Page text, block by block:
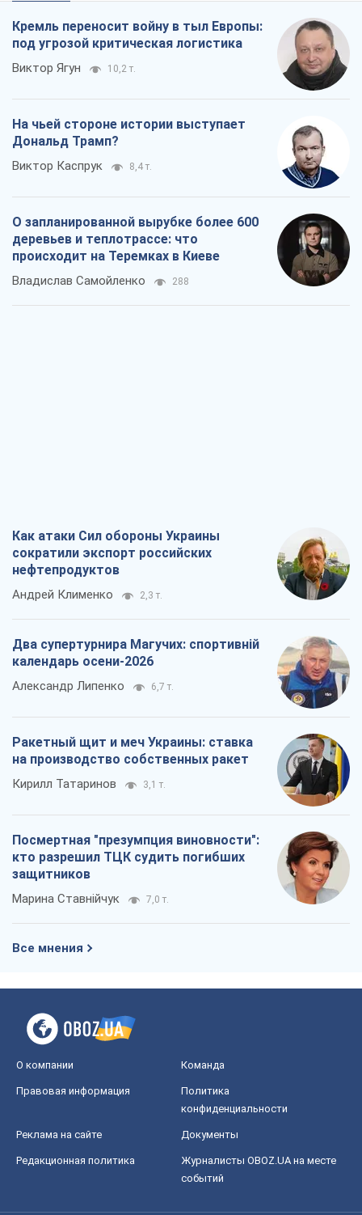
Кремль переносит войну в тыл Европы:
под угрозой критическая логистика
Виктор Ягун 10,2 т.
На чьей стороне истории выступает
Дональд Трамп?
Виктор Каспрук 8,4 т.
О запланированной вырубке более 600
деревьев и теплотрассе: что
происходит на Теремках в Киеве
Владислав Самойленко 288
Как атаки Сил обороны Украины
сократили экспорт российских
нефтепродуктов
Андрей Клименко 2,3 т.
Два супертурнира Магучих: спортивній
календарь осени-2026
Александр Липенко 6,7 т.
Ракетный щит и меч Украины: ставка
на производство собственных ракет
Кирилл Татаринов 3,1 т.
Посмертная "презумпция виновности":
кто разрешил ТЦК судить погибших
защитников
Марина Ставнійчук 7,0 т.
Все мнения
О компании Команда
Правовая информация
Политика
конфиденциальности
Реклама на сайте Документы
Редакционная политика
Журналисты OBOZ.UA на месте
событий